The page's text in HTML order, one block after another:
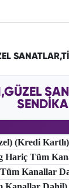
(Kredi
Hariç Tüm
Kanallar